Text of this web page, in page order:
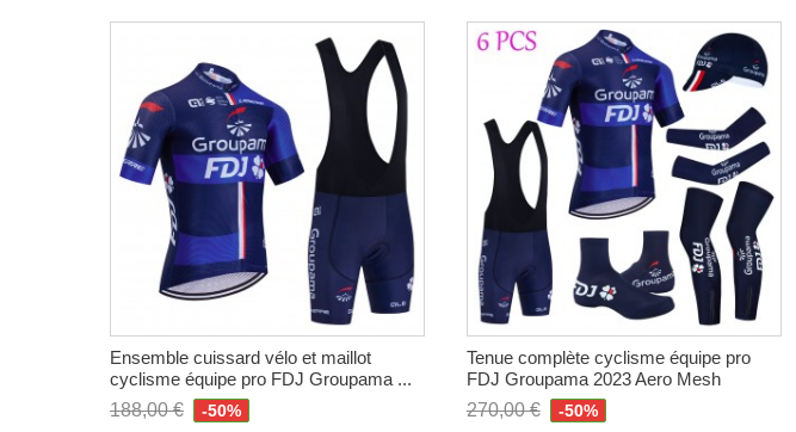
Ensemble cuissard vélo et maillot
cyclisme équipe pro FDJ Groupama ...
188,00 €
-50%
Tenue complète cyclisme équipe pro
FDJ Groupama 2023 Aero Mesh
270,00 €
-50%